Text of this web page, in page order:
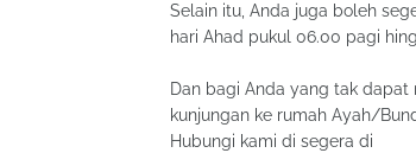
Selain itu, Anda juga boleh
hari Ahad pukul 06.00 pagi
Dan bagi Anda yang tak
kunjungan ke rumah Ayah/
Hubungi kami di segera di